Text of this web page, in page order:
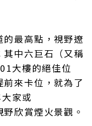
最高點，視野遼
中六巨石（又稱
大樓的絕佳位
來卡位，就為了
家或
欣賞煙火景觀。